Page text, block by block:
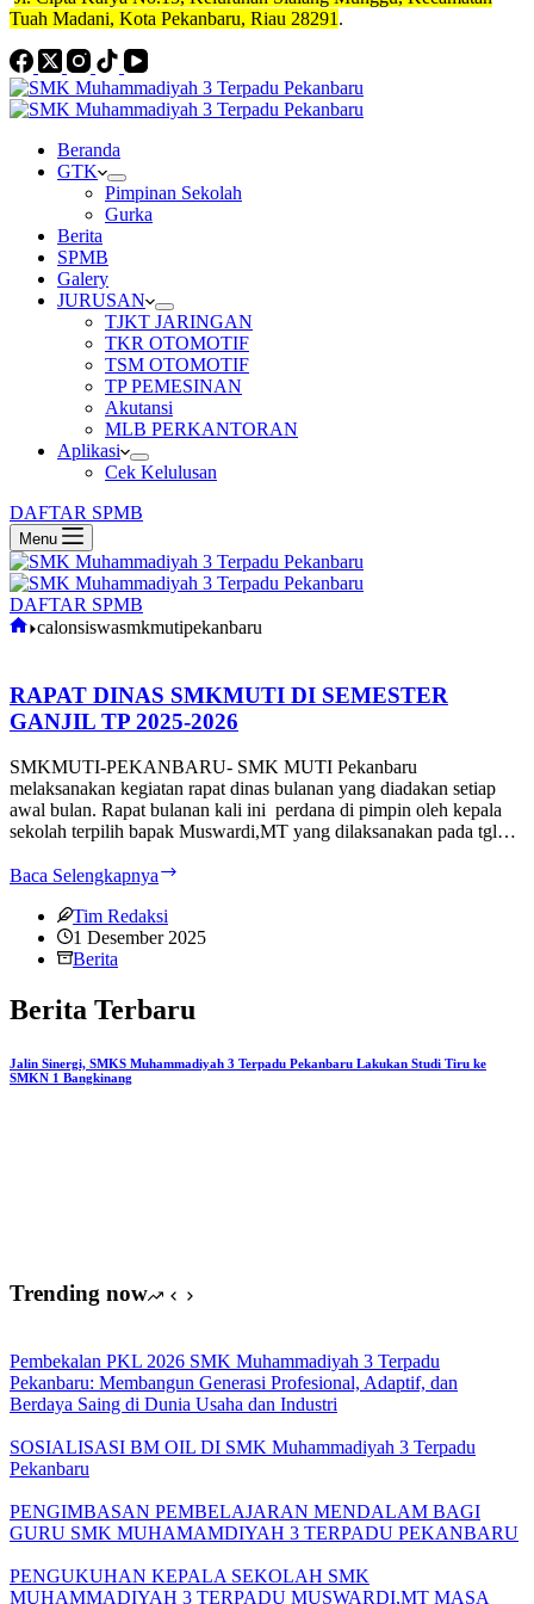
Tuah Madani, Kota Pekanbaru, Riau 28291 .
Beranda
GTK
Pimpinan Sekolah
Gurka
Berita
SPMB
Galery
JURUSAN
TJKT JARINGAN
TKR OTOMOTIF
TSM OTOMOTIF
TP PEMESINAN
Akutansi
MLB PERKANTORAN
Aplikasi
Cek Kelulusan
DAFTAR SPMB
Menu
DAFTAR SPMB
Home
calonsiswasmkmutipekanbaru
RAPAT DINAS SMKMUTI DI SEMESTER
GANJIL TP 2025-2026
SMKMUTI-PEKANBARU- SMK MUTI Pekanbaru
melaksanakan kegiatan rapat dinas bulanan yang diadakan setiap
awal bulan. Rapat bulanan kali ini perdana di pimpin oleh kepala
sekolah terpilih bapak Muswardi,MT yang dilaksanakan pada tgl…
Baca Selengkapnya
DI
2025-
Tim Redaksi
1 Desember 2025
Berita
Berita Terbaru
Jalin Sinergi, SMKS Muhammadiyah 3 Terpadu Pekanbaru Lakukan Studi Tiru ke
SMKN 1 Bangkinang
Trending now
Pembekalan PKL 2026 SMK Muhammadiyah 3 Terpadu
Pekanbaru: Membangun Generasi Profesional, Adaptif, dan
Berdaya Saing di Dunia Usaha dan Industri
SOSIALISASI BM OIL DI SMK Muhammadiyah 3 Terpadu
Pekanbaru
PENGIMBASAN PEMBELAJARAN MENDALAM BAGI
GURU SMK MUHAMAMDIYAH 3 TERPADU PEKANBARU
PENGUKUHAN KEPALA SEKOLAH SMK
MUHAMMADIYAH 3 TERPADU MUSWARDI,MT MASA